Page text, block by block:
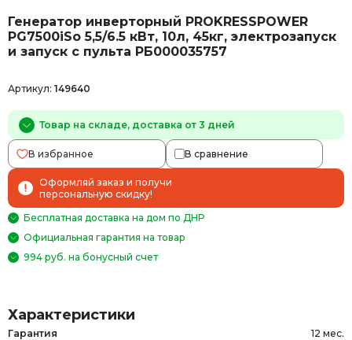
Генератор инверторный PROKRESSPOWER
PG7500iSo 5,5/6.5 кВт, 10л, 45кг, электрозапуск
и запуск с пульта РБ000035757
Артикул: 149640
Товар на складе, доставка от 3 дней
В избранное В сравнение
Оформляй заказ и получи
персональную скидку!
Бесплатная доставка на дом по ДНР
Официальная гарантия на товар
994 руб. на бонусный счет
Характеристики
Гарантия
12 мес.